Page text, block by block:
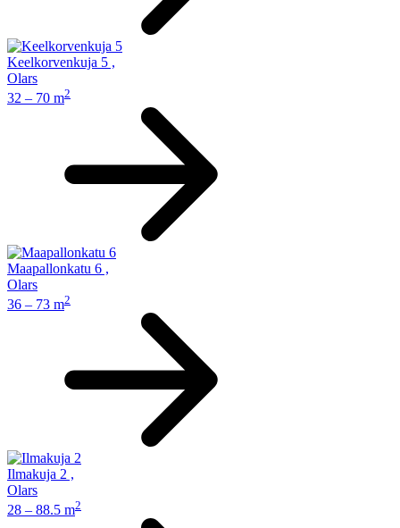
Keelkorvenkuja 5 ,
Olars
32 – 70 m2
Maapallonkatu 6 ,
Olars
36 – 73 m2
Ilmakuja 2 ,
Olars
28 – 88.5 m2